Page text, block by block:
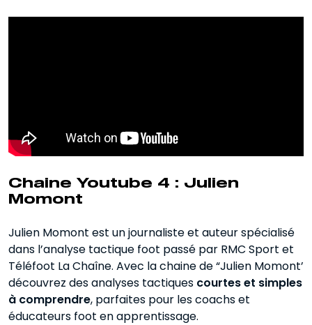
Chaine Youtube 4 : Julien
Momont
Julien Momont est un journaliste et auteur spécialisé
dans l’analyse tactique foot passé par RMC Sport et
Téléfoot La Chaîne. Avec la chaine de “Julien Momont’
découvrez des analyses tactiques courtes et simples
à comprendre, parfaites pour les coachs et
éducateurs foot en apprentissage.